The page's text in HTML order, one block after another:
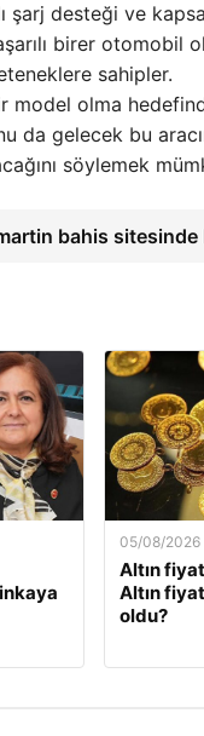
desteği ve
birer otomobil
sahipler.
model olma
da gelecek bu
söylemek
bahis
05/08/2026
Altın
Altın
oldu?